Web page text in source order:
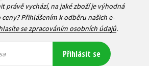
právě vychází, na jaké zboží je výhodná
Přihlášením k odběru našich e-
se zpracováním osobních údajů.
Přihlásit se